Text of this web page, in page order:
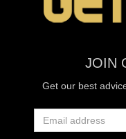
JOIN
Get our best